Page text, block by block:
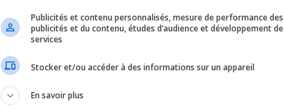
Publicités et contenu personnalisés, mesure de performance des
publicités et du contenu, études d’audience et développement de
services
Stocker et/ou accéder à des informations sur un appareil
En savoir plus